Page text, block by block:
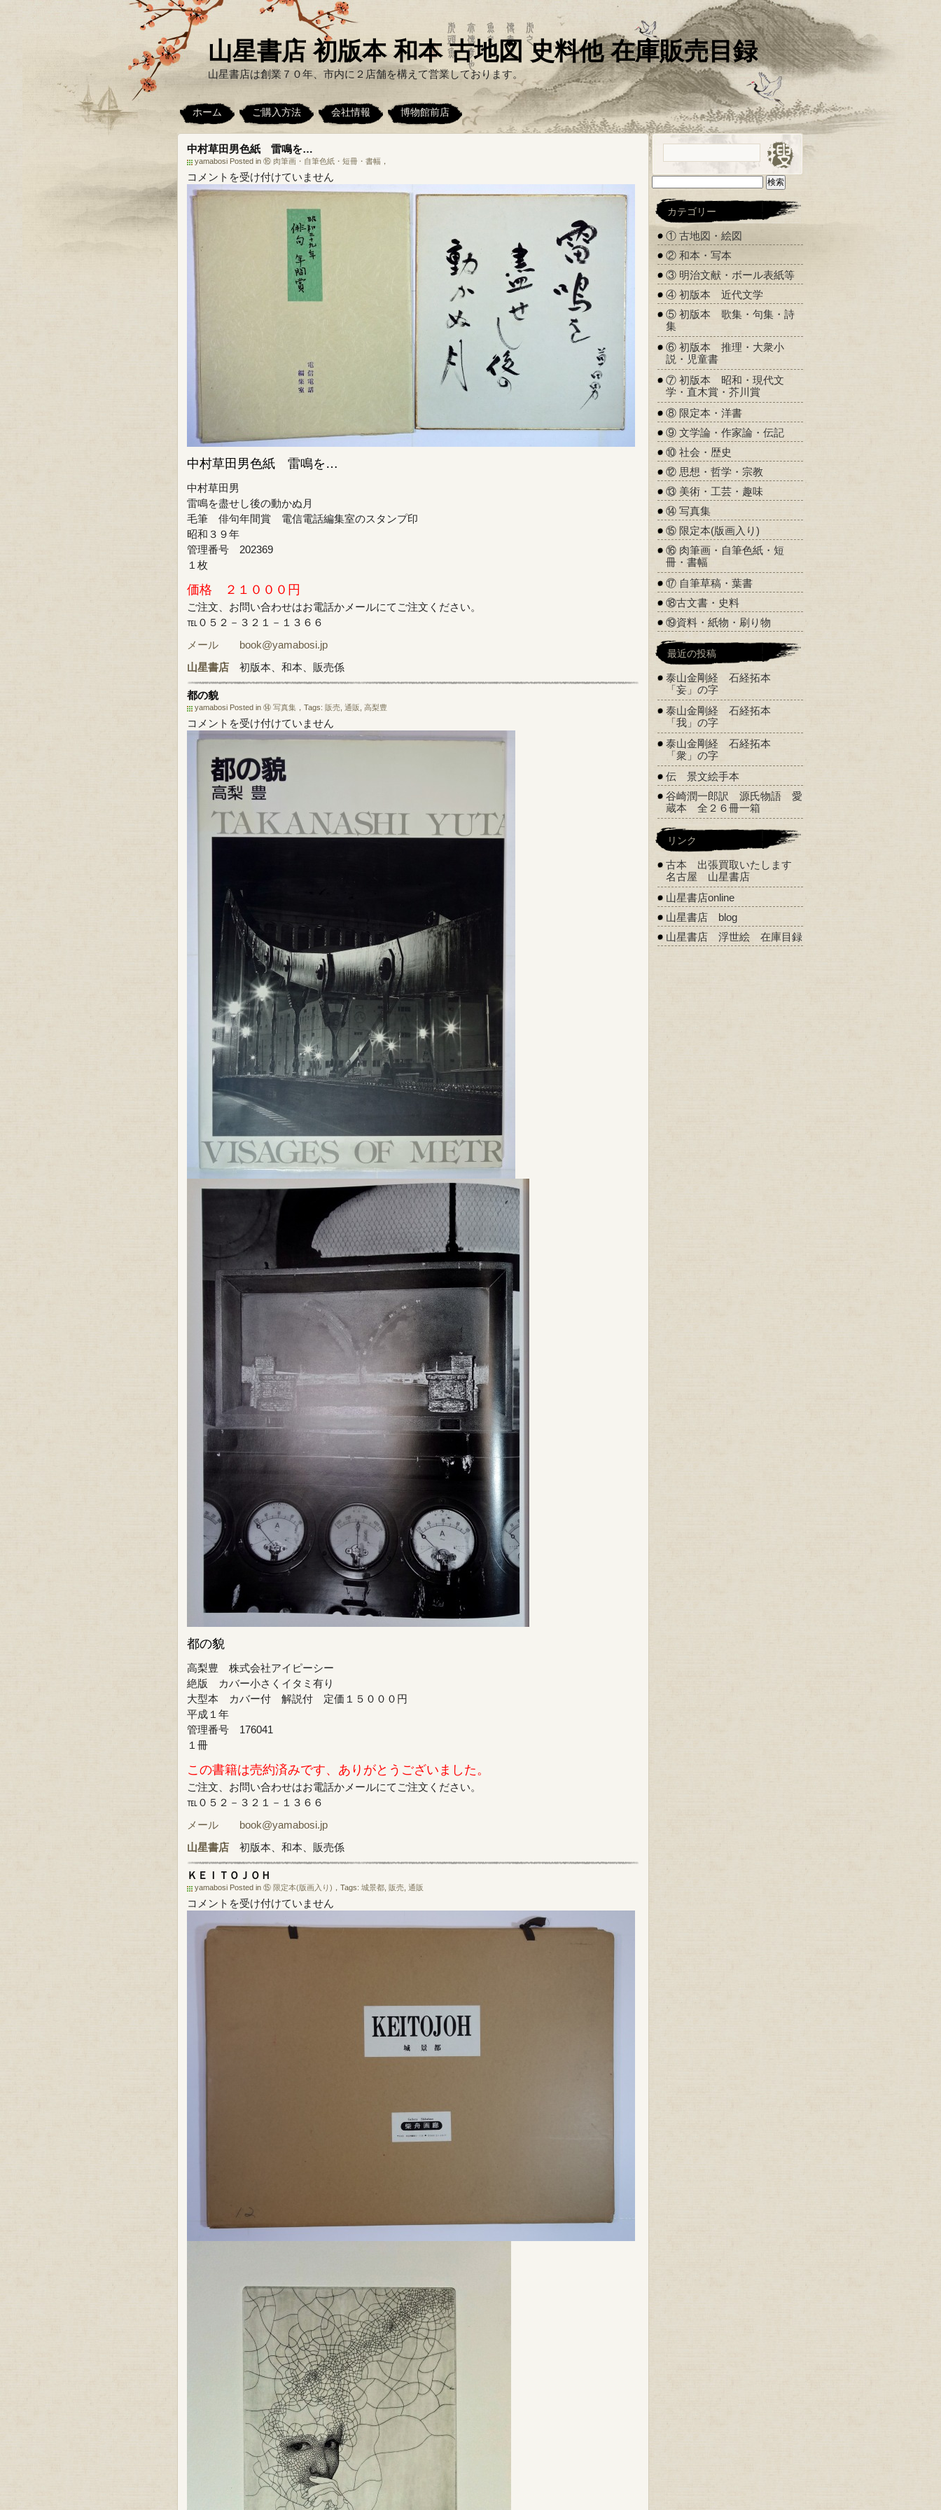
山星書店 初版本 和本 古地図 史料他 在庫販売目録
山星書店は創業７０年、市内に２店舗を構えて営業しております。
ホーム ご購入方法 会社情報 博物館前店
中村草田男色紙 雷鳴を…
yamabosi Posted in ⑯ 肉筆画・自筆色紙・短冊・書幅 ，
中
村
草
田
紙
コメントを受け付けていません
中村草田男色紙 雷鳴を…
中村草田男
雷鳴を盡せし後の動かぬ月
毛筆 俳句年間賞 電信電話編集室のスタンプ印
昭和３９年
管理番号 202369
１枚
価格 ２１０００円
ご注文、お問い合わせはお電話かメールにてご注文ください。
℡０５２－３２１－１３６６
メール book@yamabosi.jp
山星書店 初版本、和本、販売係
都の貌
yamabosi Posted in ⑭ 写真集 ，Tags: 販売 通販 高梨豊
都
コメントを受け付けていません
都の貌
高梨豊 株式会社アイピーシー
絶版 カバー小さくイタミ有り
大型本 カバー付 解説付 定価１５０００円
平成１年
管理番号 176041
１冊
この書籍は売約済みです、ありがとうございました。
ご注文、お問い合わせはお電話かメールにてご注文ください。
℡０５２－３２１－１３６６
メール book@yamabosi.jp
山星書店 初版本、和本、販売係
ＫＥＩＴＯＪＯＨ
yamabosi Posted in ⑮ 限定本(版画入り) ，Tags: 城景都 販売 通販
Ｋ
コメントを受け付けていません
検
カテゴリー
① 古地図・絵図
② 和本・写本
③ 明治文献・ボール表紙等
④ 初版本 近代文学
⑤ 初版本 歌集・句集・詩
集
⑥ 初版本 推理・大衆小
説・児童書
⑦ 初版本 昭和・現代文
学・直木賞・芥川賞
⑧ 限定本・洋書
⑨ 文学論・作家論・伝記
⑩ 社会・歴史
⑫ 思想・哲学・宗教
⑬ 美術・工芸・趣味
⑭ 写真集
⑮ 限定本(版画入り)
⑯ 肉筆画・自筆色紙・短
冊・書幅
⑰ 自筆草稿・葉書
⑱古文書・史料
⑲資料・紙物・刷り物
最近の投稿
泰山金剛経 石経拓本
「妄」の字
泰山金剛経 石経拓本
「我」の字
泰山金剛経 石経拓本
「衆」の字
伝 景文絵手本
谷崎潤一郎訳 源氏物語 愛
蔵本 全２６冊一箱
リンク
古本 出張買取いたします
名古屋 山星書店
山星書店online
山星書店 blog
山星書店 浮世絵 在庫目録